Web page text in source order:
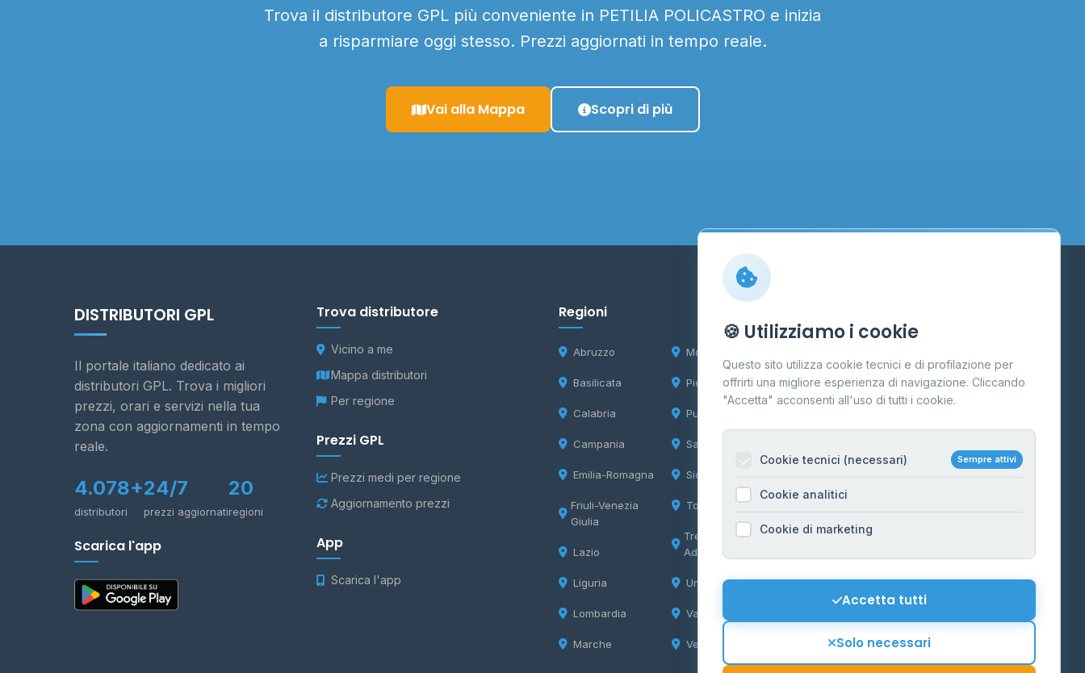
Trova il distributore GPL più conveniente in PETILIA POLICASTRO e inizia
a risparmiare oggi stesso. Prezzi aggiornati in tempo reale.
Vai alla Mappa Scopri di più
DISTRIBUTORI GPL
Il portale italiano dedicato ai
distributori GPL. Trova i migliori
prezzi, orari e servizi nella tua
zona con aggiornamenti in tempo
reale.
4.078+
distributori
24/7
prezzi aggiornati
20
regioni
Scarica l'app
Trova distributore
Vicino a me
Mappa distributori
Per regione
Prezzi GPL
Prezzi medi per regione
Aggiornamento prezzi
App
Scarica l'app
Regioni
Abruzzo
Basilicata
Calabria
Campania
Emilia-Romagna
Friuli-Venezia
Giulia
Lazio
Liguria
Lombardia
Marche
Molise
Piemonte
Puglia
Sardegna
Sicilia
Toscana
Trentino-Alto
Adige
Umbria
Valle d'Aosta
Veneto
Contatti
Per gestori
Informazioni legali
Privacy Policy
Cookie Policy
Mappa del sito
Contattaci
🍪 Utilizziamo i cookie
Questo sito utilizza cookie tecnici e di profilazione per
offrirti una migliore esperienza di navigazione. Cliccando
"Accetta" acconsenti all'uso di tutti i cookie.
Cookie tecnici (necessari) Sempre attivi
Cookie analitici
Cookie di marketing
Accetta tutti
Solo necessari